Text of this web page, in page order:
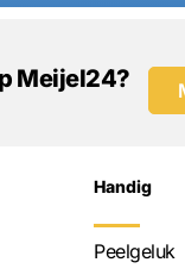
Meijel24?
Handig
Peelgeluk